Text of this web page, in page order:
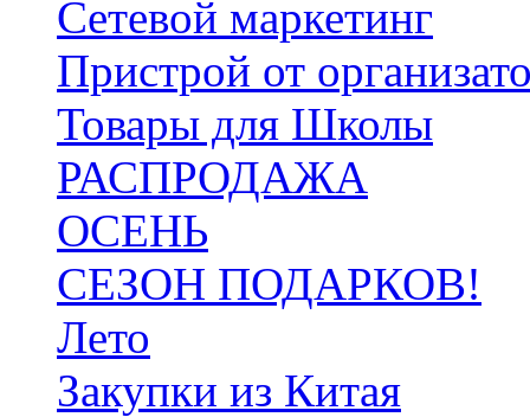
Сетевой маркетинг
Пристрой от
Товары для Школы
РАСПРОДАЖА
ОСЕНЬ
СЕЗОН ПОДАРКОВ!
Лето
Закупки из Китая